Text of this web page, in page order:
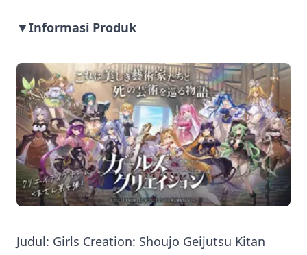
▼Informasi Produk
Judul: Girls Creation: Shoujo Geijutsu Kitan